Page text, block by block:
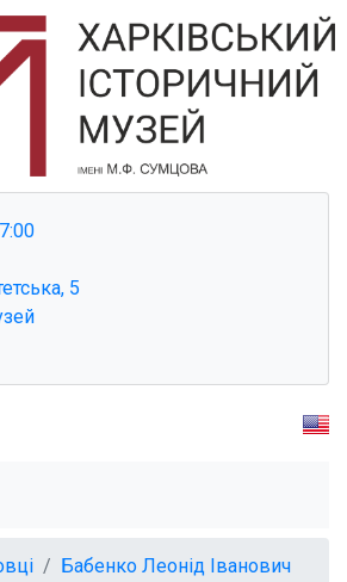
5
Бабенко Леонід Іванович